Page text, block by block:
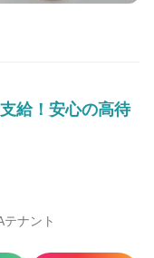
給！安心の高待
ナント